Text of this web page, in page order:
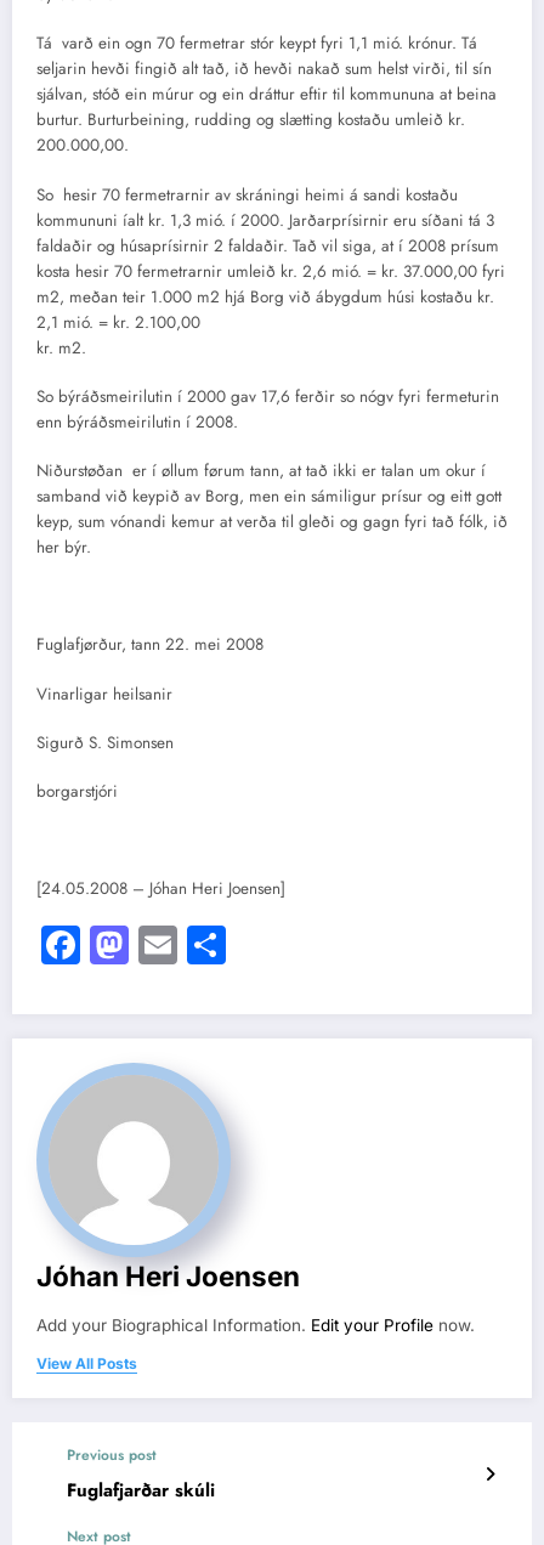
Tá varð ein ogn 70 fermetrar stór keypt fyri 1,1 mió. krónur. Tá
seljarin hevði fingið alt tað, ið hevði nakað sum helst virði, til sín
sjálvan, stóð ein múrur og ein dráttur eftir til kommununa at beina
burtur. Burturbeining, rudding og slætting kostaðu umleið kr.
200.000,00.
So hesir 70 fermetrarnir av skráningi heimi á sandi kostaðu
kommununi íalt kr. 1,3 mió. í 2000. Jarðarprísirnir eru síðani tá 3
faldaðir og húsaprísirnir 2 faldaðir. Tað vil siga, at í 2008 prísum
kosta hesir 70 fermetrarnir umleið kr. 2,6 mió. = kr. 37.000,00 fyri
m2, meðan teir 1.000 m2 hjá Borg við ábygdum húsi kostaðu kr.
2,1 mió. = kr. 2.100,00
kr. m2.
So býráðsmeirilutin í 2000 gav 17,6 ferðir so nógv fyri fermeturin
enn býráðsmeirilutin í 2008.
Niðurstøðan er í øllum førum tann, at tað ikki er talan um okur í
samband við keypið av Borg, men ein sámiligur prísur og eitt gott
keyp, sum vónandi kemur at verða til gleði og gagn fyri tað fólk, ið
her býr.
Fuglafjørður, tann 22. mei 2008
Vinarligar heilsanir
Sigurð S. Simonsen
borgarstjóri
[24.05.2008 – Jóhan Heri Joensen]
Facebook
Mastodon
Email
Jóhan Heri Joensen
Add your Biographical Information. Edit your Profile now.
View All Posts
Previous post
Fuglafjarðar skúli
Next post